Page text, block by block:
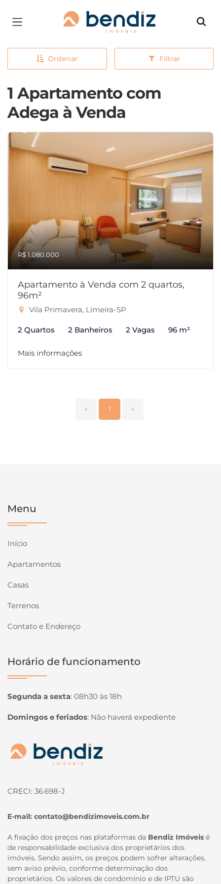
Página inicial
Ordenar Filtrar
1 Apartamento com
Adega à Venda
R$ 1.080.000
Apartamento à Venda com 2 quartos,
96m²
Vila Primavera, Limeira-SP
2 Quartos 2 Banheiros 2 Vagas 96 m²
Mais informações
‹ 1 ›
Menu
Início
Apartamentos
Casas
Terrenos
Contato e Endereço
Horário de funcionamento
Segunda a sexta: 08h30 às 18h
Domingos e feriados: Não haverá expediente
Página inicial
CRECI: 36.698-J
E-mail: contato@bendizimoveis.com.br
A fixação dos preços nas plataformas da Bendiz Imóveis é
de responsabilidade exclusiva dos proprietários dos
imóveis. Sendo assim, os preços podem sofrer alterações,
sem aviso prévio, conforme determinação dos
proprietários. Os valores de condomínio e de IPTU são